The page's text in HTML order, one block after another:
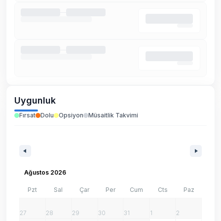
Uygunluk
Fırsat Dolu Opsiyon Müsaitlik Takvimi
Ağustos 2026
Pzt Sal Çar Per Cum Cts Paz
27 28 29 30 31 1 2